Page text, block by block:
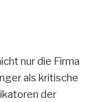
nur die Firma
als kritische
der